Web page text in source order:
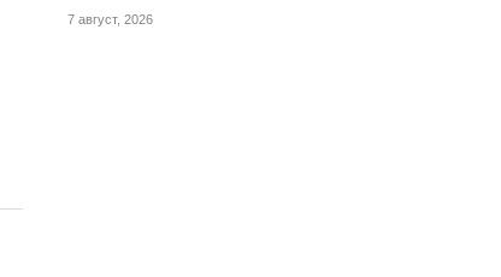
7 август, 2026